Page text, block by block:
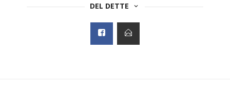
DEL DETTE